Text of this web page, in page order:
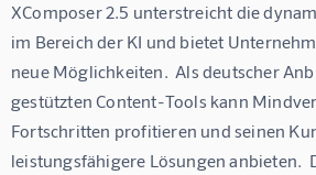
XComposer 2.5 unterstreicht die
im Bereich der KI und bietet
neue Möglichkeiten.  Als deutscher
gestützten Content-Tools kann
Fortschritten profitieren und seinen
leistungsfähigere Lösungen anbieten.